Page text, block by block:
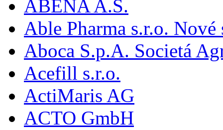
ABENA A.S.
Able Pharma s.r.o.
Aboca S.p.A. Societá
Acefill s.r.o.
ActiMaris AG
ACTO GmbH